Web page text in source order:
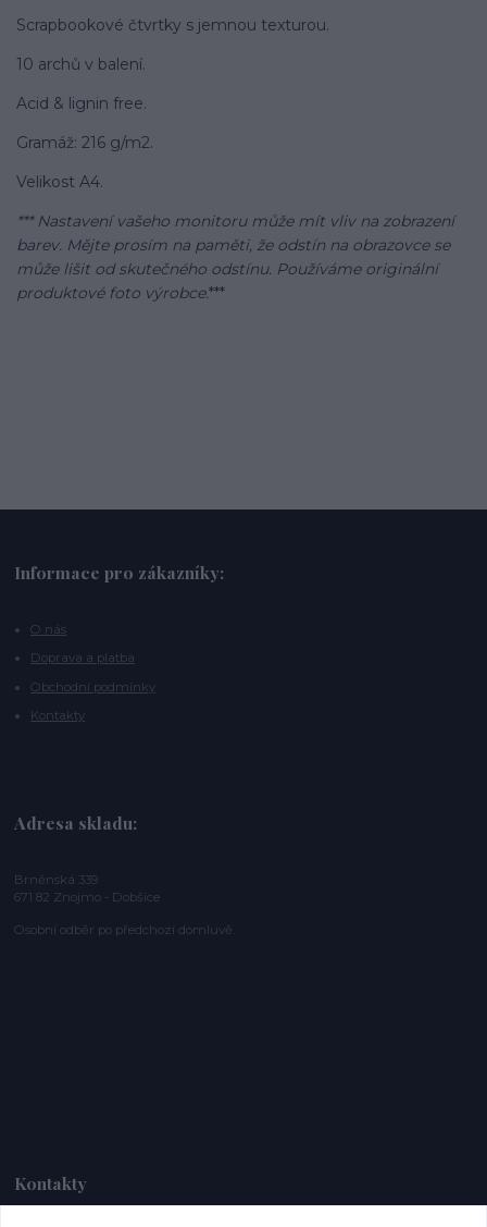
Scrapbookové čtvrtky s jemnou texturou.
10 archů v balení.
Acid & lignin free.
Gramáž: 216 g/m2.
Velikost A4.
*** Nastavení vašeho monitoru může mít vliv na zobrazení
barev. Mějte prosím na paměti, že odstín na obrazovce se
může lišit od skutečného odstínu. Používáme originální
produktové foto výrobce.***
Informace pro zákazníky:
O nás
Doprava a platba
Obchodní podmínky
Kontakty
Adresa skladu:
Brněnská 339
671 82 Znojmo - Dobšice
Osobní odběr po předchozí domluvě.
Kontakty